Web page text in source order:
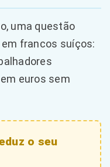
uma questão
francos suíços:
euros sem
o seu